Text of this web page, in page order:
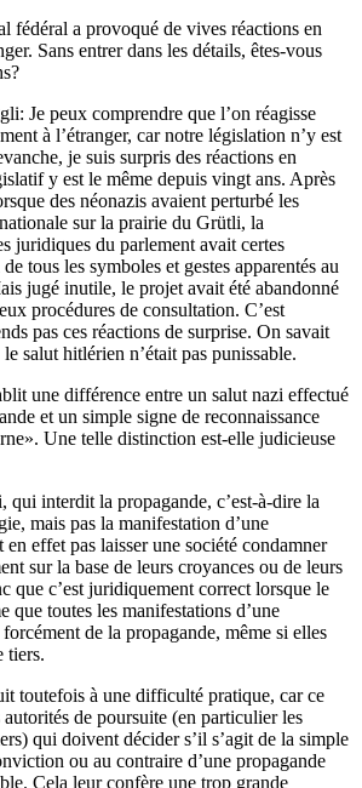
fédéral a provoqué de vives réactions en
Sans entrer dans les détails, êtes-vous
Je peux comprendre que l’on réagisse
à l’étranger, car notre législation n’y est
je suis surpris des réactions en
y est le même depuis vingt ans. Après
des néonazis avaient perturbé les
sur la prairie du Grütli, la
juridiques du parlement avait certes
tous les symboles et gestes apparentés au
jugé inutile, le projet avait été abandonné
procédures de consultation. C’est
pas ces réactions de surprise. On savait
salut hitlérien n’était pas punissable.
une différence entre un salut nazi effectué
et un simple signe de reconnaissance
Une telle distinction est-elle judicieuse
qui interdit la propagande, c’est-à-dire la
mais pas la manifestation d’une
effet pas laisser une société condamner
sur la base de leurs croyances ou de leurs
que c’est juridiquement correct lorsque le
que toutes les manifestations d’une
de la propagande, même si elles
tiers.
toutefois à une difficulté pratique, car ce
de poursuite (en particulier les
qui doivent décider s’il s’agit de la simple
ou au contraire d’une propagande
Cela leur confère une trop grande